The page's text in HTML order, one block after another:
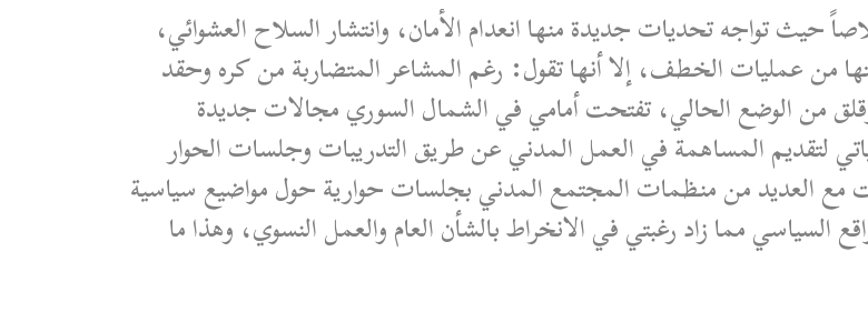
حيث تواجه تحديات جديدة منها انعدام الأمان، وانتشار السلاح العشوائي،
من عمليات الخطف، إلا أنها تقول: رغم المشاعر المتضاربة من كره وحقد
من الوضع الحالي، تفتحت أمامي في الشمال السوري مجالات جديدة
لتقديم المساهمة في العمل المدني عن طريق التدريبات وجلسات الحوار
مع العديد من منظمات المجتمع المدني بجلسات حوارية حول مواضيع سياسية
مما زاد رغبتي في الانخراط بالشأن العام والعمل النسوي، وهذا ما